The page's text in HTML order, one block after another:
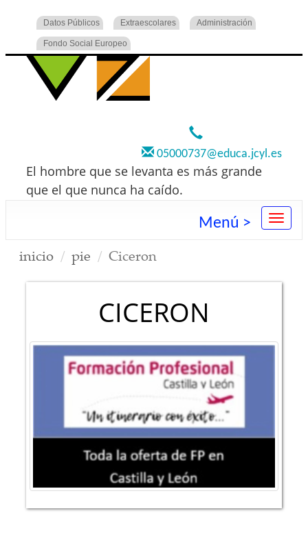
Datos Públicos Extraescolares Administración
Fondo Social Europeo
05000737@educa.jcyl.es
El hombre que se levanta es más grande
que el que nunca ha caído.
Menú >
inicio pie Ciceron
CICERON